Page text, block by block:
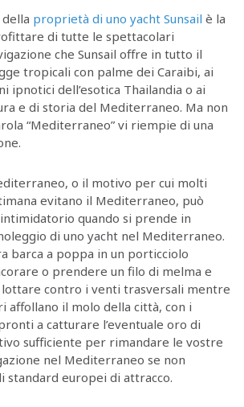
proprietà di uno yacht Sunsail è la
di tutte le spettacolari
che Sunsail offre in tutto il
tropicali con palme dei Caraibi, ai
ipnotici dell’esotica Thailandia o ai
e di storia del Mediterraneo. Ma non
“Mediterraneo” vi riempie di una
o il motivo per cui molti
evitano il Mediterraneo, può
quando si prende in
di uno yacht nel Mediterraneo.
barca a poppa in un porticciolo
o prendere un filo di melma e
contro i venti trasversali mentre
il molo della città, con i
a catturare l’eventuale oro di
sufficiente per rimandare le vostre
nel Mediterraneo se non
standard europei di attracco.